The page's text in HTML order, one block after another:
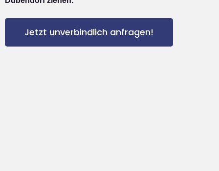
Jetzt unverbindlich anfragen!